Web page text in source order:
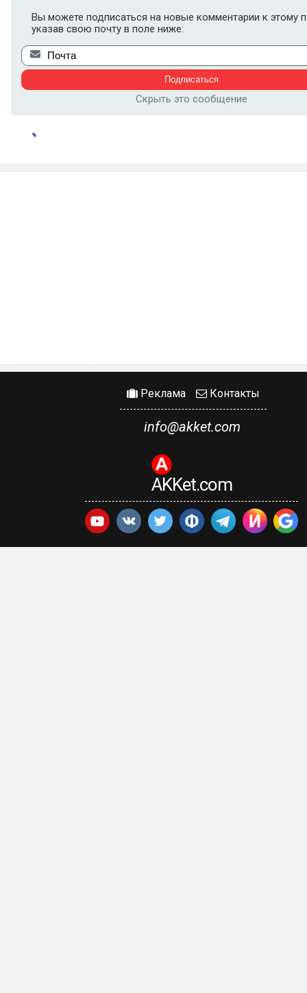
Вы можете подписаться на новые комментарии к этому
указав свою почту в поле ниже:
Скрыть это сообщение
Реклама Контакты
info@akket.com
AKKet.com